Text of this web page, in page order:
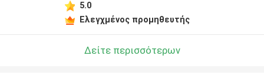
5.0
Ελεγχμένος προμηθευτής
Δείτε περισσότερων